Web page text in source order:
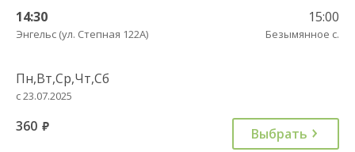
14:30
Энгельс (ул. Степная 122А)
15:00
Безымянное с.
Пн,Вт,Ср,Чт,Сб
с 23.07.2025
360 руб. Выбрать